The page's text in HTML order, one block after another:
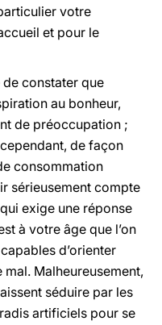
votre
et pour le
de constater que
au bonheur,
de préoccupation ;
de façon
consommation
sérieusement compte
exige une réponse
à votre âge que l’on
d’orienter
Malheureusement,
séduire par les
artificiels pour se